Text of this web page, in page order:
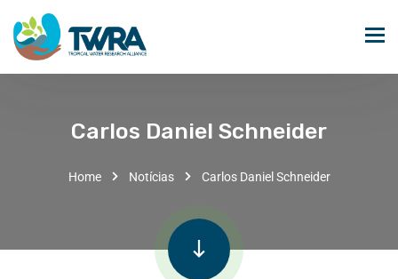
Carlos Daniel Schneider
Home Notícias Carlos Daniel Schneider